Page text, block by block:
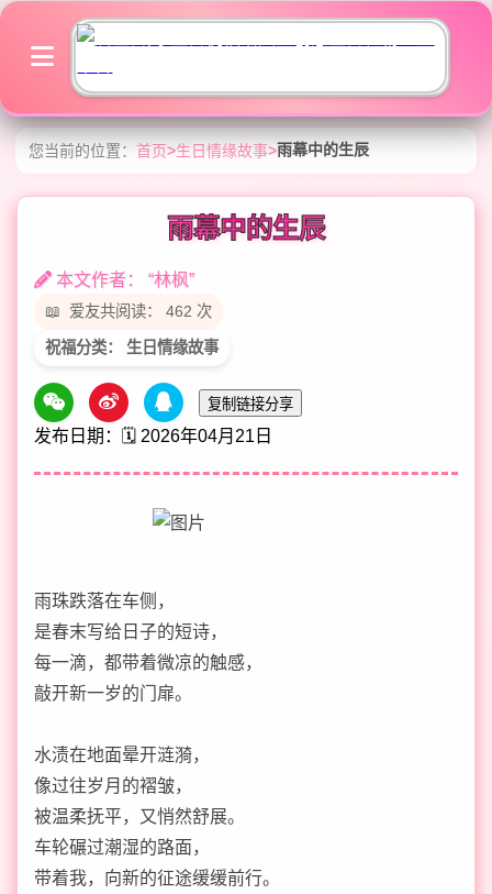
您当前的位置：首页>生日情缘故事>雨幕中的生辰
雨幕中的生辰
本文作者： “林枫”
爱友共阅读： 462 次
祝福分类： 生日情缘故事
复制链接分享
发布日期：🗓️ 2026年04月21日
雨珠跌落在车侧，
是春末写给日子的短诗，
每一滴，都带着微凉的触感，
敲开新一岁的门扉。
水渍在地面晕开涟漪，
像过往岁月的褶皱，
被温柔抚平，又悄然舒展。
车轮碾过潮湿的路面，
带着我，向新的征途缓缓前行。